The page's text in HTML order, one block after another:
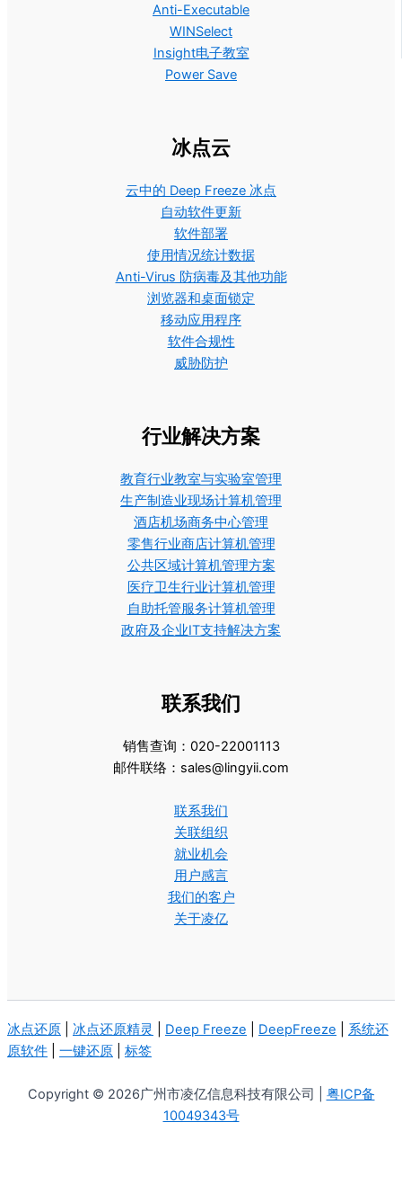
Anti-Executable
WINSelect
Insight电子教室
Power Save
冰点云
云中的 Deep Freeze 冰点
自动软件更新
软件部署
使用情况统计数据
Anti-Virus 防病毒及其他功能
浏览器和桌面锁定
移动应用程序
软件合规性
威胁防护
行业解决方案
教育行业教室与实验室管理
生产制造业现场计算机管理
酒店机场商务中心管理
零售行业商店计算机管理
公共区域计算机管理方案
医疗卫生行业计算机管理
自助托管服务计算机管理
政府及企业IT支持解决方案
联系我们
销售查询：020-22001113
邮件联络：sales@lingyii.com
联系我们
关联组织
就业机会
用户感言
我们的客户
关于凌亿
冰点还原 冰点还原精灵 Deep Freeze DeepFreeze
系统还
原软件
一键还原 标签
Copyright © 2026广州市凌亿信息科技有限公司 | 粤ICP备
10049343号